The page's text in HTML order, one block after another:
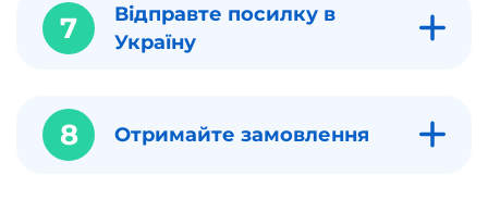
7
Відправте посилку в
Україну
8 Отримайте замовлення